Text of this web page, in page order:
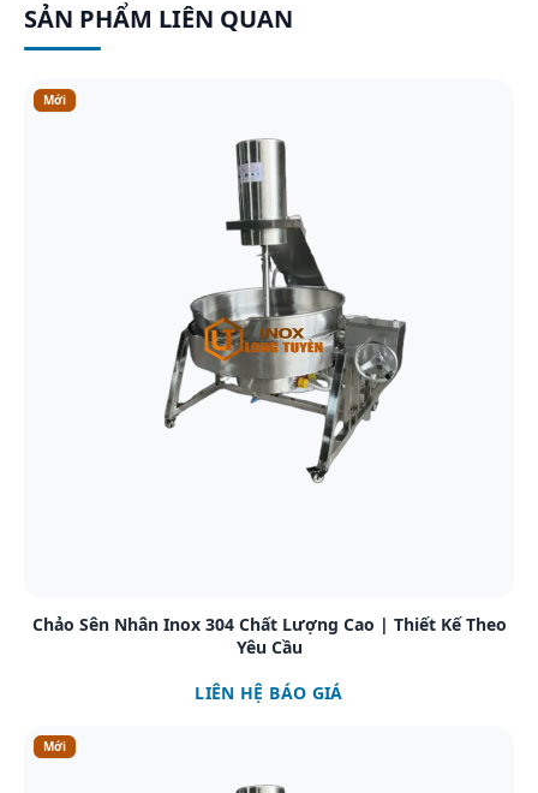
SẢN PHẨM LIÊN QUAN
Mới
Xem chi tiết
Chảo Sên Nhân Inox 304 Chất Lượng Cao | Thiết Kế Theo
Yêu Cầu
LIÊN HỆ BÁO GIÁ
Mới